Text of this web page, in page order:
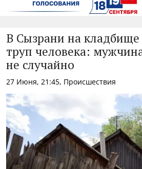
В Сызрани на
труп человека:
не случайно
27 Июня, 21:45, Происшествия